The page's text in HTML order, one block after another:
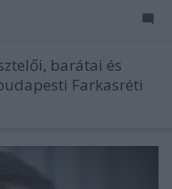
barátai és
Farkasréti